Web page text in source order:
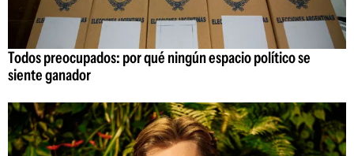
Todos preocupados: por qué ningún espacio político se
siente ganador